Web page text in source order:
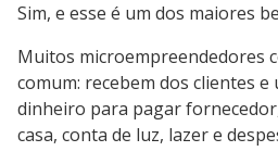
Sim, e esse é um dos maiores
Muitos microempreendedores
comum: recebem dos clientes e
dinheiro para pagar
casa, conta de luz, lazer e